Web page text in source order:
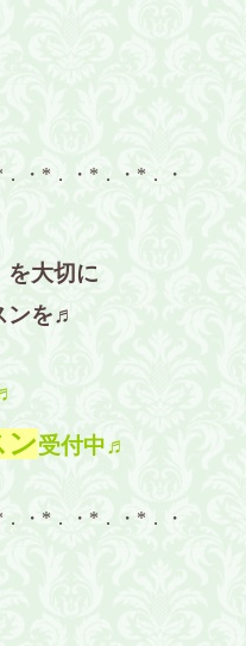
・*．・*．・*．・
を大切に
ンを♬
ン受付中♬
・*．・*．・*．・